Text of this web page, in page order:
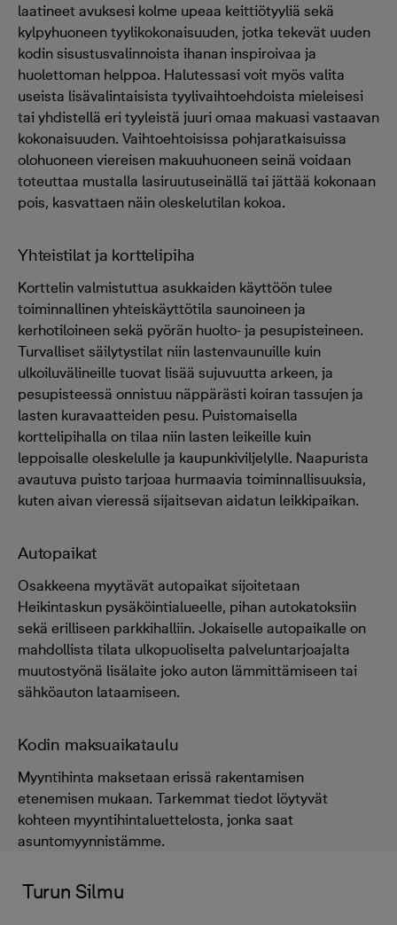
laatineet avuksesi kolme upeaa keittiötyyliä sekä
kylpyhuoneen tyylikokonaisuuden, jotka tekevät uuden
kodin sisustusvalinnoista ihanan inspiroivaa ja
huolettoman helppoa. Halutessasi voit myös valita
useista lisävalintaisista tyylivaihtoehdoista mieleisesi
tai yhdistellä eri tyyleistä juuri omaa makuasi vastaavan
kokonaisuuden. Vaihtoehtoisissa pohjaratkaisuissa
olohuoneen viereisen makuuhuoneen seinä voidaan
toteuttaa mustalla lasiruutuseinällä tai jättää kokonaan
pois, kasvattaen näin oleskelutilan kokoa.
Yhteistilat ja korttelipiha
Korttelin valmistuttua asukkaiden käyttöön tulee
toiminnallinen yhteiskäyttötila saunoineen ja
kerhotiloineen sekä pyörän huolto- ja pesupisteineen.
Turvalliset säilytystilat niin lastenvaunuille kuin
ulkoiluvälineille tuovat lisää sujuvuutta arkeen, ja
pesupisteessä onnistuu näppärästi koiran tassujen ja
lasten kuravaatteiden pesu. Puistomaisella
korttelipihalla on tilaa niin lasten leikeille kuin
leppoisalle oleskelulle ja kaupunkiviljelylle. Naapurista
avautuva puisto tarjoaa hurmaavia toiminnallisuuksia,
kuten aivan vieressä sijaitsevan aidatun leikkipaikan.
Autopaikat
Osakkeena myytävät autopaikat sijoitetaan
Heikintaskun pysäköintialueelle, pihan autokatoksiin
sekä erilliseen parkkihalliin. Jokaiselle autopaikalle on
mahdollista tilata ulkopuoliselta palveluntarjoajalta
muutostyönä lisälaite joko auton lämmittämiseen tai
sähköauton lataamiseen.
Kodin maksuaikataulu
Myyntihinta maksetaan erissä rakentamisen
etenemisen mukaan. Tarkemmat tiedot löytyvät
kohteen myyntihintaluettelosta, jonka saat
asuntomyynnistämme.
Turun Silmu